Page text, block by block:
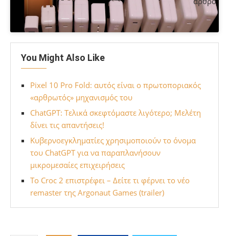
You Might Also Like
Pixel 10 Pro Fold: αυτός είναι ο πρωτοποριακός
«αρθρωτός» μηχανισμός του
ChatGPT: Τελικά σκεφτόμαστε λιγότερο; Μελέτη
δίνει τις απαντήσεις!
Κυβερνοεγκληματίες χρησιμοποιούν το όνομα
του ChatGPT για να παραπλανήσουν
μικρομεσαίες επιχειρήσεις
Το Croc 2 επιστρέφει – Δείτε τι φέρνει το νέο
remaster της Argonaut Games (trailer)